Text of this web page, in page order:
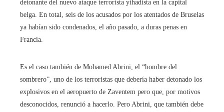
detonante del nuevo ataque terrorista yihadista en la capital
belga. En total, seis de los acusados por los atentados de Bruselas
ya habían sido condenados, el año pasado, a duras penas en
Francia.
Es el caso también de Mohamed Abrini, el “hombre del
sombrero”, uno de los terroristas que debería haber detonado los
explosivos en el aeropuerto de Zaventem pero que, por motivos
desconocidos, renunció a hacerlo. Pero Abrini, que también debe